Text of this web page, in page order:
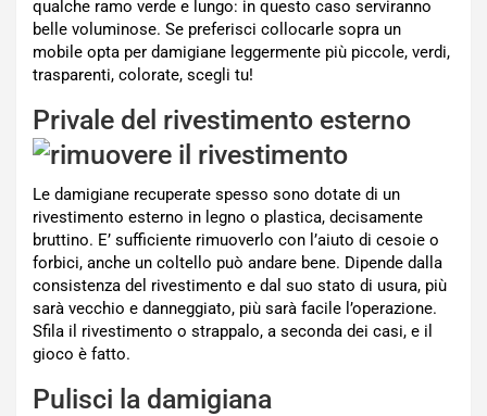
qualche ramo verde e lungo: in questo caso serviranno
belle voluminose. Se preferisci collocarle sopra un
mobile opta per damigiane leggermente più piccole, verdi,
trasparenti, colorate, scegli tu!
Privale del rivestimento esterno
Le damigiane recuperate spesso sono dotate di un
rivestimento esterno in legno o plastica, decisamente
bruttino. E’ sufficiente rimuoverlo con l’aiuto di cesoie o
forbici, anche un coltello può andare bene. Dipende dalla
consistenza del rivestimento e dal suo stato di usura, più
sarà vecchio e danneggiato, più sarà facile l’operazione.
Sfila il rivestimento o strappalo, a seconda dei casi, e il
gioco è fatto.
Pulisci la damigiana